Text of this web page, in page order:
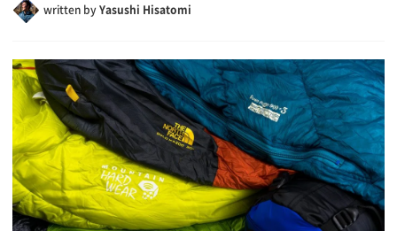
written byYasushi Hisatomi